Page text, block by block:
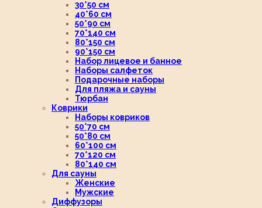
30*50 см
40*60 см
50*90 см
70*140 см
80*150 см
90*150 см
Набор лицевое и банное
Наборы салфеток
Подарочные наборы
Для пляжа и сауны
Тюрбан
Коврики
Наборы ковриков
50*70 см
50*80 см
60*100 см
70*120 см
80*140 см
Для сауны
Женские
Мужские
Диффузоры